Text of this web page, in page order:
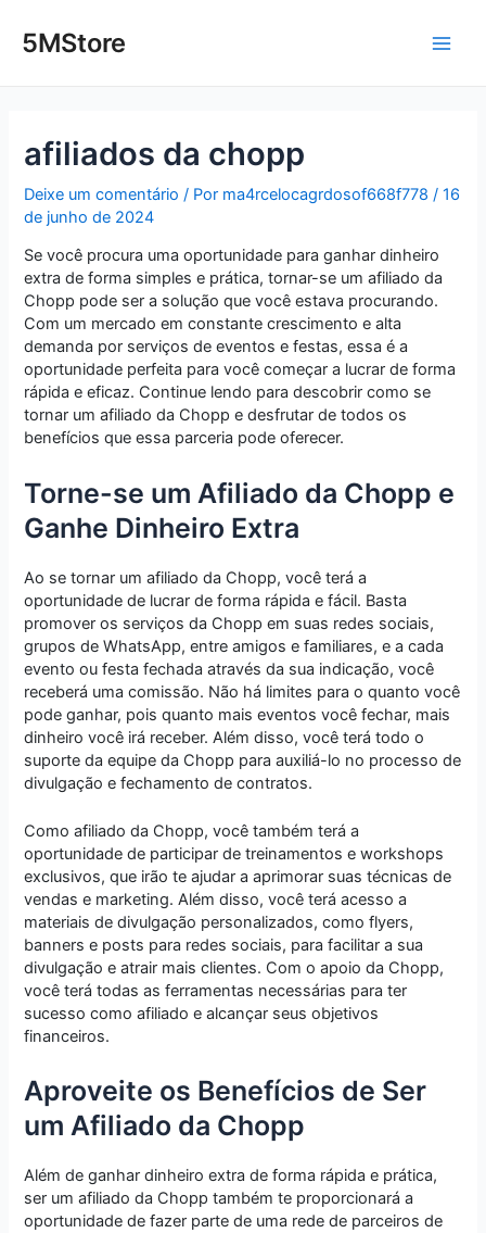
para5MStore
afiliados da chopp
Deixe um comentário / Por ma4rcelocagrdosof668f778/16
de junho de 2024
Se você procura uma oportunidade para ganhar dinheiro
extra de forma simples e prática, tornar-se um afiliado da
Chopp pode ser a solução que você estava procurando.
Com um mercado em constante crescimento e alta
demanda por serviços de eventos e festas, essa é a
oportunidade perfeita para você começar a lucrar de forma
rápida e eficaz. Continue lendo para descobrir como se
tornar um afiliado da Chopp e desfrutar de todos os
benefícios que essa parceria pode oferecer.
Torne-se um Afiliado da Chopp e
Ganhe Dinheiro Extra
Ao se tornar um afiliado da Chopp, você terá a
oportunidade de lucrar de forma rápida e fácil. Basta
promover os serviços da Chopp em suas redes sociais,
grupos de WhatsApp, entre amigos e familiares, e a cada
evento ou festa fechada através da sua indicação, você
receberá uma comissão. Não há limites para o quanto você
pode ganhar, pois quanto mais eventos você fechar, mais
dinheiro você irá receber. Além disso, você terá todo o
suporte da equipe da Chopp para auxiliá-lo no processo de
divulgação e fechamento de contratos.
Como afiliado da Chopp, você também terá a
oportunidade de participar de treinamentos e workshops
exclusivos, que irão te ajudar a aprimorar suas técnicas de
vendas e marketing. Além disso, você terá acesso a
materiais de divulgação personalizados, como flyers,
banners e posts para redes sociais, para facilitar a sua
divulgação e atrair mais clientes. Com o apoio da Chopp,
você terá todas as ferramentas necessárias para ter
sucesso como afiliado e alcançar seus objetivos
financeiros.
Aproveite os Benefícios de Ser
um Afiliado da Chopp
Além de ganhar dinheiro extra de forma rápida e prática,
ser um afiliado da Chopp também te proporcionará a
oportunidade de fazer parte de uma rede de parceiros de
navigation